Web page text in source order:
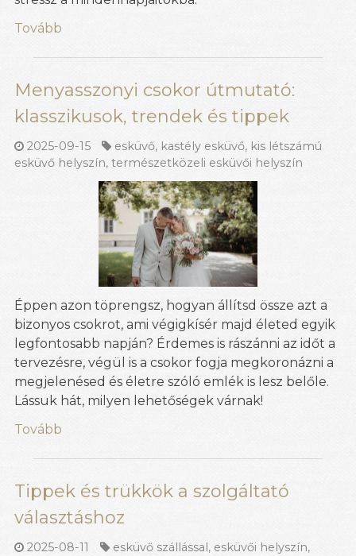
Tovább
Menyasszonyi csokor útmutató:
klasszikusok, trendek és tippek
2025-09-15 esküvő, kastély esküvő, kis létszámú
esküvő helyszín, természetközeli esküvői helyszín
Éppen azon töprengsz, hogyan állítsd össze azt a
bizonyos csokrot, ami végigkísér majd életed egyik
legfontosabb napján? Érdemes is rászánni az időt a
tervezésre, végül is a csokor fogja megkoronázni a
megjelenésed és életre szóló emlék is lesz belőle.
Lássuk hát, milyen lehetőségek várnak!
Tovább
Tippek és trükkök a szolgáltató
választáshoz
2025-08-11 esküvő szállással, esküvői helyszín,